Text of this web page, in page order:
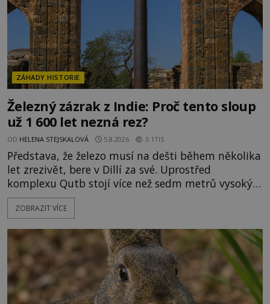
ZÁHADY HISTORIE
Železný zázrak z Indie: Proč tento sloup
už 1 600 let nezná rez?
OD HELENA STEJSKALOVÁ 5.8.2026 3.1TIS
Představa, že železo musí na dešti během několika
let zrezivět, bere v Dillí za své. Uprostřed
komplexu Qutb stojí více než sedm metrů vysoký
železný sloup, který už přibližně 1 600 let odolává
počasí s jen nepatrnými stopami koroze. Jeho
ztracených technologiích či tajemných
materiálech. Moderní metalurgie však ukazuje, že
skutečné vysvětlení je ješt
ZOBRAZIT VÍCE